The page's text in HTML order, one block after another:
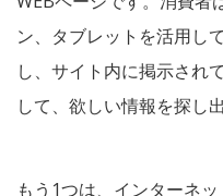
ン、タブレットを活用し
し、サイト内に掲示され
して、欲しい情報を探し
もう1つは、インターネ